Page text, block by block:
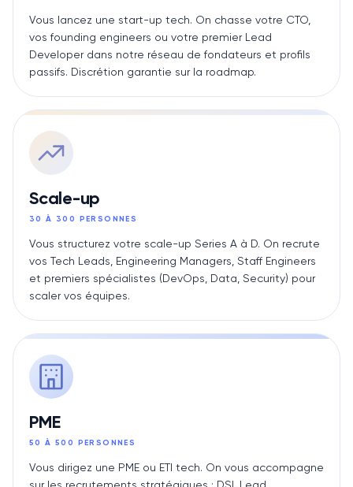
Vous lancez une start-up tech. On chasse votre CTO,
vos founding engineers ou votre premier Lead
Developer dans notre réseau de fondateurs et profils
passifs. Discrétion garantie sur la roadmap.
Scale-up
30 À 300 PERSONNES
Vous structurez votre scale-up Series A à D. On recrute
vos Tech Leads, Engineering Managers, Staff Engineers
et premiers spécialistes (DevOps, Data, Security) pour
scaler vos équipes.
PME
50 À 500 PERSONNES
Vous dirigez une PME ou ETI tech. On vous accompagne
sur les recrutements stratégiques : DSI, Lead